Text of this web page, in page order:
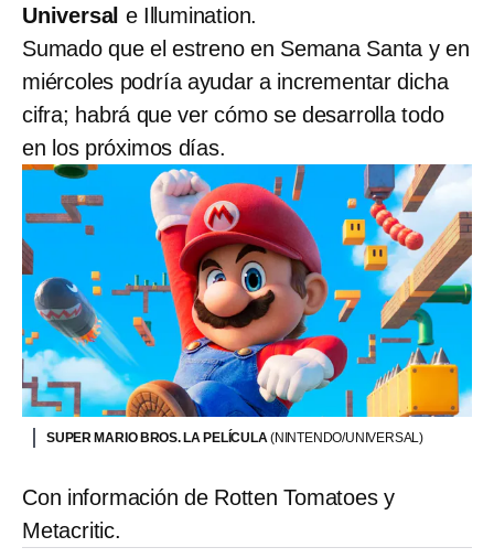
Universal e Illumination.
Sumado que el estreno en Semana Santa y en
miércoles podría ayudar a incrementar dicha
cifra; habrá que ver cómo se desarrolla todo
en los próximos días.
SUPER MARIO BROS. LA PELÍCULA (NINTENDO/UNIVERSAL)
Con información de Rotten Tomatoes y
Metacritic.